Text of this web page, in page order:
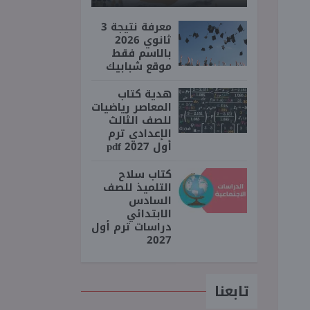
معرفة نتيجة 3
ثانوي 2026
بالاسم فقط
موقع شبابيك
هدية كتاب
المعاصر رياضيات
للصف الثالث
الإعدادي ترم
أول 2027 pdf
كتاب سلاح
التلميذ للصف
السادس
الابتدائي
دراسات ترم أول
2027
تابعنا